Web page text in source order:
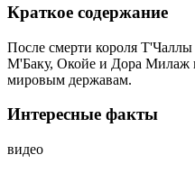
Краткое содержание
После смерти короля
М'Баку, Окойе и Дора Милаж
мировым державам.
Интересные факты
видео